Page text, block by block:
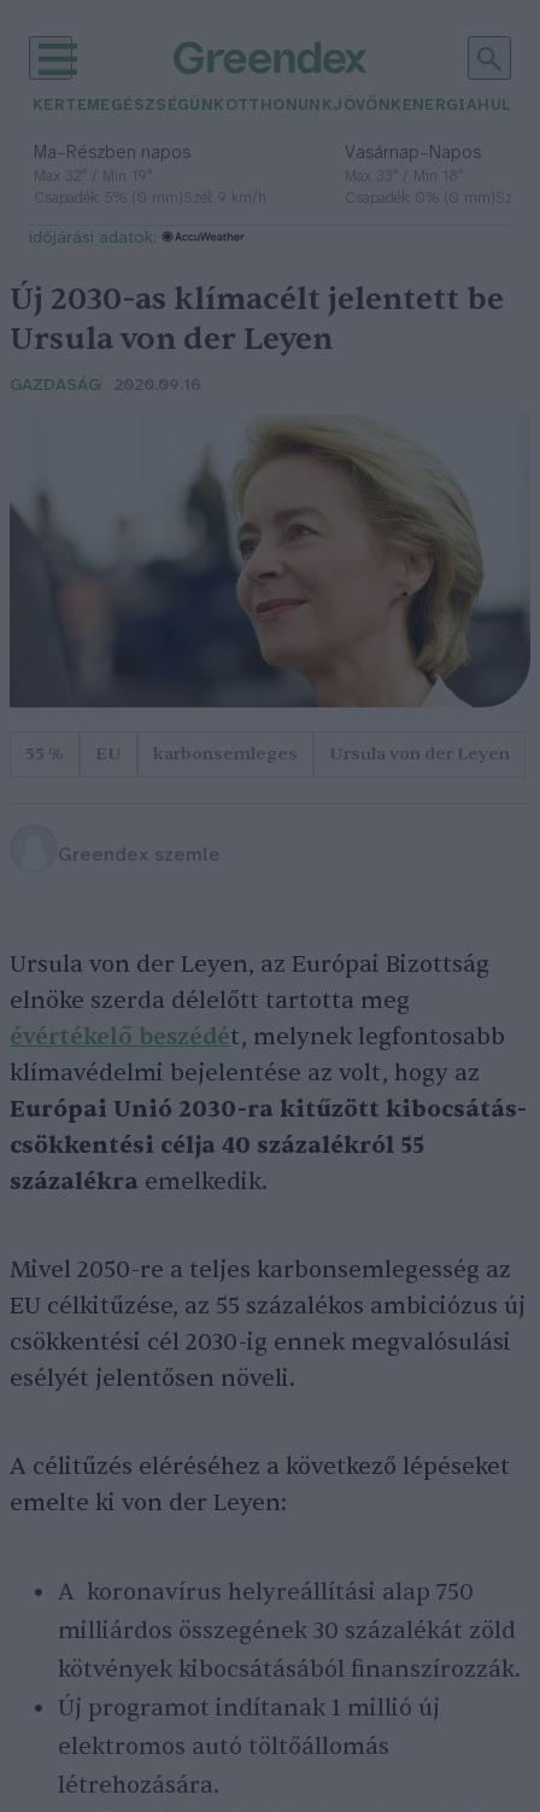
KERTEM EGÉSZSÉGÜNK OTTHONUNKJÖVŐNK ENERGIA
Ma– Részben napos
Max 32° / Min 19°
Csapadék: 5% (0 mm)Szél: 9 km/h
Vasárnap– Napos
Max 33° / Min 18°
Csapadék: 0% (0 mm)Szél:
időjárási adatok:
Új 2030-as klímacélt jelentett be
Ursula von der Leyen
GAZDASÁG 2020.09.16
55 % EU karbonsemleges Ursula von der Leyen
Greendex szemle
Ursula von der Leyen, az Európai Bizottság
elnöke szerda délelőtt tartotta meg
évértékelő beszédét, melynek legfontosabb
klímavédelmi bejelentése az volt, hogy az
Európai Unió 2030-ra kitűzött kibocsátás-
csökkentési célja 40 százalékról 55
százalékra emelkedik.
Mivel 2050-re a teljes karbonsemlegesség az
EU célkitűzése, az 55 százalékos ambiciózus új
csökkentési cél 2030-ig ennek megvalósulási
esélyét jelentősen növeli.
A célitűzés eléréséhez a következő lépéseket
emelte ki von der Leyen:
A koronavírus helyreállítási alap 750
milliárdos összegének 30 százalékát zöld
kötvények kibocsátásából finanszírozzák.
Új programot indítanak 1 millió új
elektromos autó töltőállomás
létrehozására.